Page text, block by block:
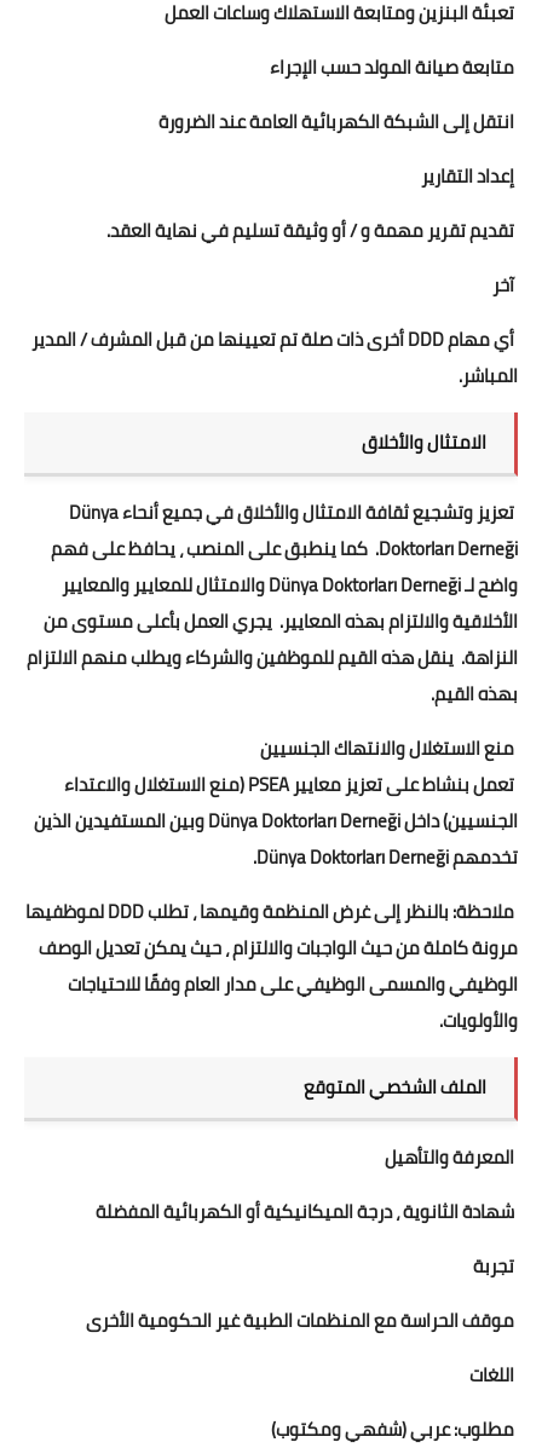
تعبئة البنزين ومتابعة الاستهلاك وساعات العمل
متابعة صيانة المولد حسب الإجراء
انتقل إلى الشبكة الكهربائية العامة عند الضرورة
إعداد التقارير
تقديم تقرير مهمة و / أو وثيقة تسليم في نهاية العقد.
آخر
أي مهام DDD أخرى ذات صلة تم تعيينها من قبل المشرف / المدير
المباشر.
الامتثال والأخلاق
تعزيز وتشجيع ثقافة الامتثال والأخلاق في جميع أنحاء Dünya
Doktorları Derneği. كما ينطبق على المنصب ، يحافظ على فهم
واضح لـ Dünya Doktorları Derneği والامتثال للمعايير والمعايير
الأخلاقية والالتزام بهذه المعايير. يجري العمل بأعلى مستوى من
النزاهة. ينقل هذه القيم للموظفين والشركاء ويطلب منهم الالتزام
بهذه القيم.
منع الاستغلال والانتهاك الجنسيين
تعمل بنشاط على تعزيز معايير PSEA (منع الاستغلال والاعتداء
الجنسيين) داخل Dünya Doktorları Derneği وبين المستفيدين الذين
تخدمهم Dünya Doktorları Derneği.
ملاحظة: بالنظر إلى غرض المنظمة وقيمها ، تطلب DDD لموظفيها
مرونة كاملة من حيث الواجبات والالتزام ، حيث يمكن تعديل الوصف
الوظيفي والمسمى الوظيفي على مدار العام وفقًا للاحتياجات
والأولويات.
الملف الشخصي المتوقع
المعرفة والتأهيل
شهادة الثانوية ، درجة الميكانيكية أو الكهربائية المفضلة
تجربة
موقف الحراسة مع المنظمات الطبية غير الحكومية الأخرى
اللغات
مطلوب: عربي (شفهي ومكتوب)